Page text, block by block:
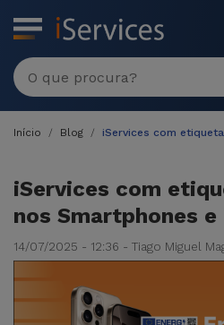
MENU
Início Blog iServices com
iServices com
nos Smartphones e
14/07/2025 - 12:36 - Tiago Miguel